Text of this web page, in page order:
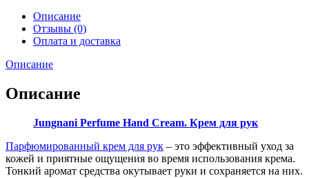
Описание
Отзывы (0)
Оплата и доставка
Описание
Описание
Jungnani Perfume Hand Cream. Крем для рук
Парфюмированный крем для рук – это эффективный уход за
кожей и приятные ощущения во время использования крема.
Тонкий аромат средства окутывает руки и сохраняется на них.